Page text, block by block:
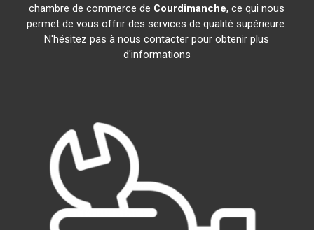
chambre de commerce de Courdimanche, ce qui nous
permet de vous offrir des services de qualité supérieure.
N'hésitez pas à nous contacter pour obtenir plus
d'informations